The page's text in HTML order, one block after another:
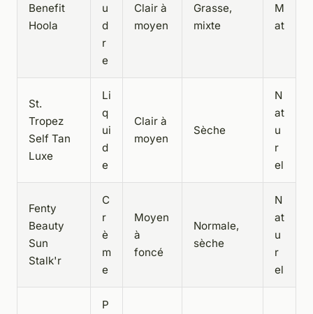
Benefit
Hoola
u
d
r
e
Clair à
moyen
Grasse,
mixte
M
at
St.
Tropez
Self Tan
Luxe
Li
q
ui
d
e
Clair à
moyen
Sèche
N
at
u
r
el
Fenty
Beauty
Sun
Stalk'r
C
r
è
m
e
Moyen
à
foncé
Normale,
sèche
N
at
u
r
el
P